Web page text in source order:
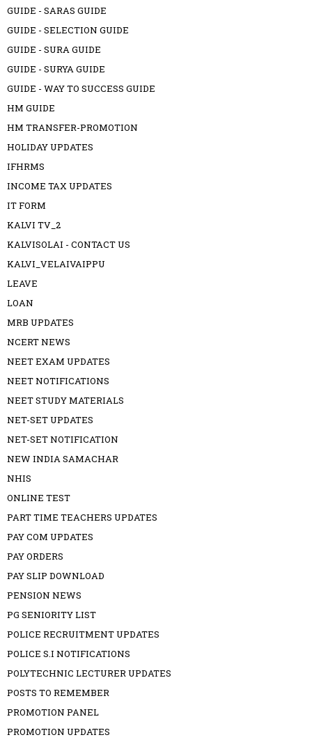
GUIDE - SARAS GUIDE
GUIDE - SELECTION GUIDE
GUIDE - SURA GUIDE
GUIDE - SURYA GUIDE
GUIDE - WAY TO SUCCESS GUIDE
HM GUIDE
HM TRANSFER-PROMOTION
HOLIDAY UPDATES
IFHRMS
INCOME TAX UPDATES
IT FORM
KALVI TV_2
KALVISOLAI - CONTACT US
KALVI_VELAIVAIPPU
LEAVE
LOAN
MRB UPDATES
NCERT NEWS
NEET EXAM UPDATES
NEET NOTIFICATIONS
NEET STUDY MATERIALS
NET-SET UPDATES
NET-SET NOTIFICATION
NEW INDIA SAMACHAR
NHIS
ONLINE TEST
PART TIME TEACHERS UPDATES
PAY COM UPDATES
PAY ORDERS
PAY SLIP DOWNLOAD
PENSION NEWS
PG SENIORITY LIST
POLICE RECRUITMENT UPDATES
POLICE S.I NOTIFICATIONS
POLYTECHNIC LECTURER UPDATES
POSTS TO REMEMBER
PROMOTION PANEL
PROMOTION UPDATES